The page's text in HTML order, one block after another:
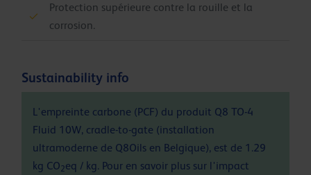
Protection supérieure contre la rouille et la
corrosion.
Sustainability info
L'empreinte carbone (PCF) du produit Q8 TO-4
Fluid 10W, cradle-to-gate (installation
ultramoderne de Q8Oils en Belgique), est de 1.29
kg CO2eq / kg. Pour en savoir plus sur l'impact